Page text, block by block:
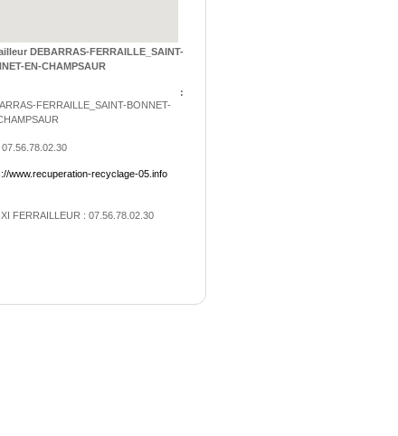
DEBARRAS-FERRAILLE_SAINT-
EN-CHAMPSAUR
:
FERRAILLE_SAINT-BONNET-
07.56.78.02.30
www.recuperation-recyclage-05.info
FERRAILLEUR : 07.56.78.02.30